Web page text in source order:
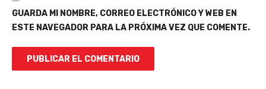
GUARDA MI NOMBRE, CORREO ELECTRÓNICO Y WEB EN
ESTE NAVEGADOR PARA LA PRÓXIMA VEZ QUE COMENTE.